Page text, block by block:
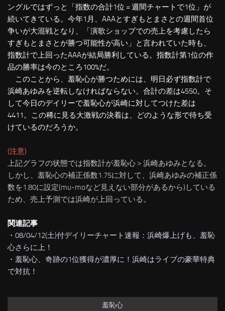
ングルではずっと「指数の合計1位 = 週間チャートで1位」が
続いてきている。今年1月、AAAとすぎもとまさとの週間首位
争いが大混戦となり、「演歌ショップでの売上を考慮したら
すぎもとまさとが勝つ可能性が高い」と言われていた時も、
指数計で上回ったAAAが結局勝利している。指数計第1位の作
品の勝率は今のところ100%だ。
このことから、羞恥心が勝つためには、明日必ず指数計で
浜崎あゆみを逆転しなければならない。合計の差は4550。そ
して今日のデイリーで羞恥心が浜崎に対してつけた差は
4411。この稀に見る大激戦の決着は、どのような形で待ち受
けているのだろうか。
(注意)
上記グラフの状態では指数計が羞恥心＞浜崎あゆみとなる。
しかし、羞恥心の補正係数1.75に対して、浜崎あゆみの補正係
数を1.80に設定(mu-moなど見えない部分があるから)している
ため、売上予測では浜崎が上回っている。
関連記事
・ 08/04/12(土)付デイリーチャート速報：浜崎爆上げも、羞恥
心さらに上！
・ 羞恥心、奇跡の1位獲得が濃厚に！浜崎はライブの豪華特典
で対抗！
羞恥心